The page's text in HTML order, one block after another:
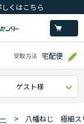
くはこちら
受取方法 宅配便
ゲスト様
> 八幡ねじ 極細